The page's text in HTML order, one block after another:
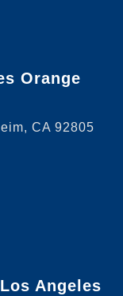
Orange
CA 92805
Angeles